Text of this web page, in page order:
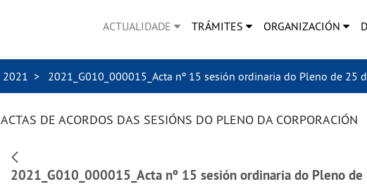
ACTUALIDADE TRÁMITES ORGANIZACIÓN
2021 2021_G010_000015_Acta nº 15 sesión ordinaria do Pleno de 25
ACTAS DE ACORDOS DAS SESIÓNS DO PLENO DA CORPORACIÓN